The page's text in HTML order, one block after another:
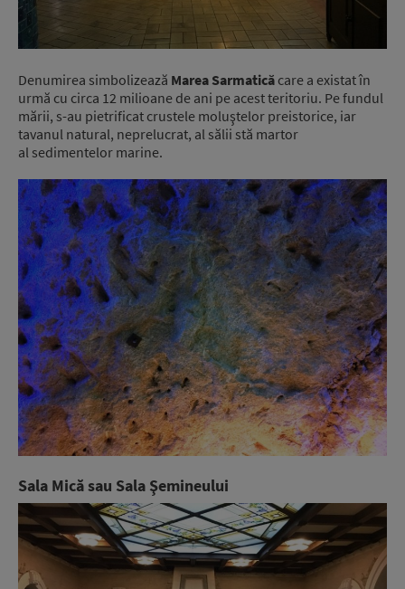
Denumirea simbolizează Marea Sarmatică care a existat în
urmă cu circa 12 milioane de ani pe acest teritoriu. Pe fundul
mării, s-au pietrificat crustele moluştelor preistorice, iar
tavanul natural, neprelucrat, al sălii stă martor
al sedimentelor marine.
Sala Mică sau Sala Şemineului